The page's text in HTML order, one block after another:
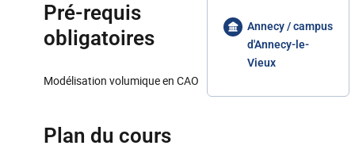
Pré-requis
obligatoires
Modélisation volumique en CAO
Plan du cours
Annecy / campus
d'Annecy-le-
Vieux